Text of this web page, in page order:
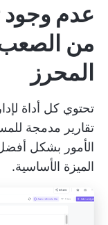
عدم وجود
من الصعب
المحرز
تحتوي كل أداة
تقارير مدمجة
الميزة الأساسية.